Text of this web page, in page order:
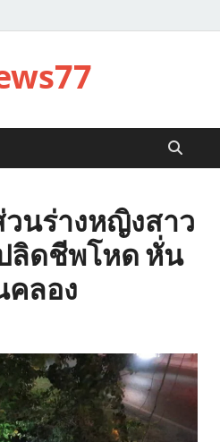
นร่างหญิงสาว
ลิดชีพโหด หั่น
คลอง